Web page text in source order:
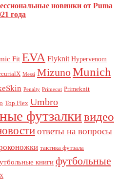
комментариев.
новинки от Puma
года
Fit EVA Flyknit Hypervenom
Messi MizunoMunich
Penalty Primecut Primeknit
Top Flex Umbro
футзалкивидео
ответы на вопросы
тактика футзала
книги футбольные